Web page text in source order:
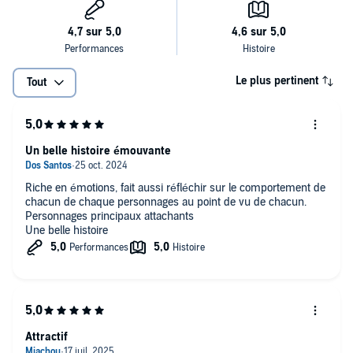
Tout Le plus pertinent
Riche en émotions, fait aussi réfléchir sur le comportement de
chacun de chaque personnages au point de vu de chacun.
Personnages principaux attachants
Une belle histoire
Un belle histoire émouvante
Attractif